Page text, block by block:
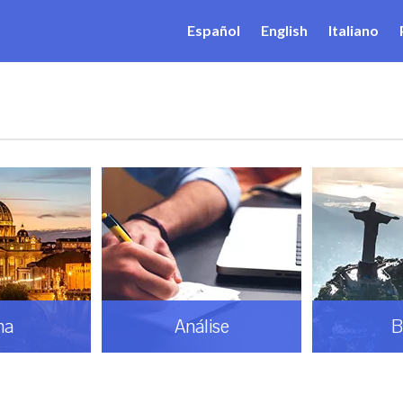
Español English Italiano
Análise